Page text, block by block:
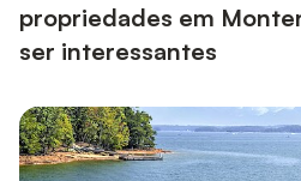
propriedades em
ser interessantes